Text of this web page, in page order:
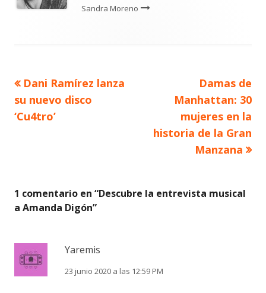
Sandra Moreno
Navegación
de
Artículo
anterior
Dani Ramírez lanza
su nuevo disco
‘Cu4tro’
Artículo
siguiente
Damas de
Manhattan: 30
mujeres en la
historia de la Gran
Manzana
1 comentario en “Descubre la entrevista musical
a Amanda Digón”
Yaremis
23 junio 2020 a las 12:59 PM